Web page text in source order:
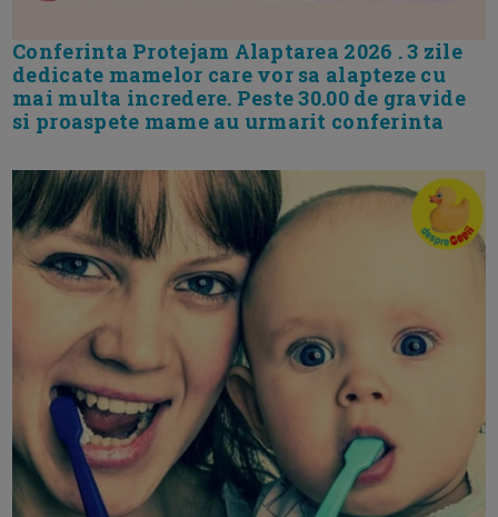
Conferinta Protejam Alaptarea 2026 . 3 zile
dedicate mamelor care vor sa alapteze cu
mai multa incredere. Peste 30.00 de gravide
si proaspete mame au urmarit conferinta